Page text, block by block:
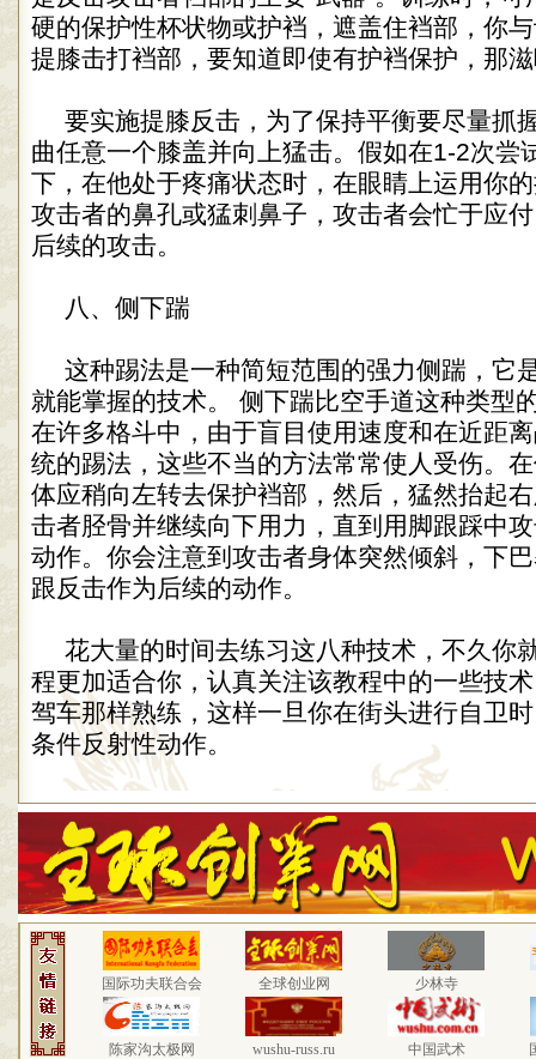
硬的保护性杯状物或护裆，遮盖住裆部，你
提膝击打裆部，要知道即使有护裆保护，那
要实施提膝反击，为了保持平衡要尽量抓
曲任意一个膝盖并向上猛击。假如在1-2次尝
下，在他处于疼痛状态时，在眼睛上运用你
攻击者的鼻孔或猛刺鼻子，攻击者会忙于应
后续的攻击。
八、侧下踹
这种踢法是一种简短范围的强力侧踹，它
就能掌握的技术。 侧下踹比空手道这种类型
在许多格斗中，由于盲目使用速度和在近距
统的踢法，这些不当的方法常常使人受伤。
体应稍向左转去保护裆部，然后，猛然抬起
击者胫骨并继续向下用力，直到用脚跟踩中
动作。你会注意到攻击者身体突然倾斜，下
跟反击作为后续的动作。
花大量的时间去练习这八种技术，不久你
程更加适合你，认真关注该教程中的一些技
驾车那样熟练，这样一旦你在街头进行自卫
条件反射性动作。
国际功夫联合会 全球创业网 少林寺
陈家沟太极网 wushu-russ.ru 中国武术